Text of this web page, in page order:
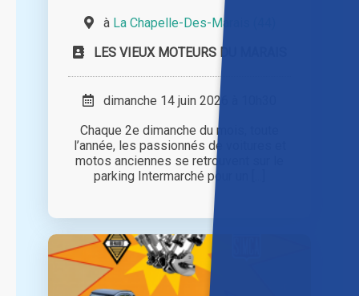
à La Chapelle-Des-Marais (44)
LES VIEUX MOTEURS DU MARAIS
dimanche 14 juin 2026 à 10h30
Chaque 2e dimanche du mois, toute
l’année, les passionnés de voitures et
motos anciennes se retrouvent sur le
parking Intermarché pour un [...]